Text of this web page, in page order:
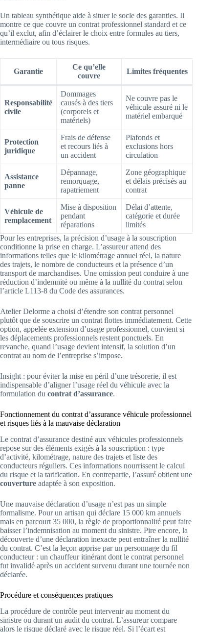
Un tableau synthétique aide à situer le socle des garanties. Il
montre ce que couvre un contrat professionnel standard et ce
qu’il exclut, afin d’éclairer le choix entre formules au tiers,
intermédiaire ou tous risques.
Garantie
Ce qu’elle
couvre
Limites fréquentes
Responsabilité
civile
Dommages
causés à des tiers
(corporels et
matériels)
Ne couvre pas le
véhicule assuré ni le
matériel embarqué
Protection
juridique
Frais de défense
et recours liés à
un accident
Plafonds et
exclusions hors
circulation
Assistance
panne
Dépannage,
remorquage,
rapatriement
Zone géographique
et délais précisés au
contrat
Véhicule de
remplacement
Mise à disposition
pendant
réparations
Délai d’attente,
catégorie et durée
limités
Pour les entreprises, la précision d’usage à la souscription
conditionne la prise en charge. L’assureur attend des
informations telles que le kilométrage annuel réel, la nature
des trajets, le nombre de conducteurs et la présence d’un
transport de marchandises. Une omission peut conduire à une
réduction d’indemnité ou même à la nullité du contrat selon
l’article L113-8 du Code des assurances.
Atelier Delorme a choisi d’étendre son contrat personnel
plutôt que de souscrire un contrat flottes immédiatement. Cette
option, appelée extension d’usage professionnel, convient si
les déplacements professionnels restent ponctuels. En
revanche, quand l’usage devient intensif, la solution d’un
contrat au nom de l’entreprise s’impose.
Insight : pour éviter la mise en péril d’une trésorerie, il est
indispensable d’aligner l’usage réel du véhicule avec la
formulation du contrat d’assurance.
Fonctionnement du contrat d’assurance véhicule professionnel
et risques liés à la mauvaise déclaration
Le contrat d’assurance destiné aux véhicules professionnels
repose sur des éléments exigés à la souscription : type
d’activité, kilométrage, nature des trajets et liste des
conducteurs réguliers. Ces informations nourrissent le calcul
du risque et la tarification. En contrepartie, l’assuré obtient une
couverture adaptée à son exposition.
Une mauvaise déclaration d’usage n’est pas un simple
formalisme. Pour un artisan qui déclare 15 000 km annuels
mais en parcourt 35 000, la règle de proportionnalité peut faire
baisser l’indemnisation au moment du sinistre. Pire encore, la
découverte d’une déclaration inexacte peut entraîner la nullité
du contrat. C’est la leçon apprise par un personnage du fil
conducteur : un chauffeur itinérant dont le contrat personnel
fut invalidé après un accident survenu durant une tournée non
déclarée.
Procédure et conséquences pratiques
La procédure de contrôle peut intervenir au moment du
sinistre ou durant un audit du contrat. L’assureur compare
alors le risque déclaré avec le risque réel. Si l’écart est